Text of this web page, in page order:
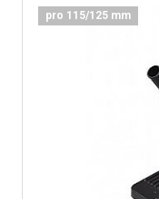
pro 115/125 mm